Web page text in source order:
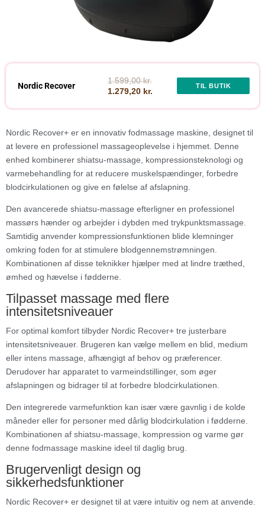
Nordic Recover
1.599,00 kr.
1.279,20 kr.
TIL BUTIK
Nordic Recover+ er en innovativ fodmassage maskine, designet til
at levere en professionel massageoplevelse i hjemmet. Denne
enhed kombinerer shiatsu-massage, kompressionsteknologi og
varmebehandling for at reducere muskelspændinger, forbedre
blodcirkulationen og give en følelse af afslapning.
Den avancerede shiatsu-massage efterligner en professionel
massørs hænder og arbejder i dybden med trykpunktsmassage.
Samtidig anvender kompressionsfunktionen blide klemninger
omkring foden for at stimulere blodgennemstrømningen.
Kombinationen af disse teknikker hjælper med at lindre træthed,
ømhed og hævelse i fødderne.
Tilpasset massage med flere
intensitetsniveauer
For optimal komfort tilbyder Nordic Recover+ tre justerbare
intensitetsniveauer. Brugeren kan vælge mellem en blid, medium
eller intens massage, afhængigt af behov og præferencer.
Derudover har apparatet to varmeindstillinger, som øger
afslapningen og bidrager til at forbedre blodcirkulationen.
Den integrerede varmefunktion kan især være gavnlig i de kolde
måneder eller for personer med dårlig blodcirkulation i fødderne.
Kombinationen af shiatsu-massage, kompression og varme gør
denne fodmassage maskine ideel til daglig brug.
Brugervenligt design og
sikkerhedsfunktioner
Nordic Recover+ er designet til at være intuitiv og nem at anvende.